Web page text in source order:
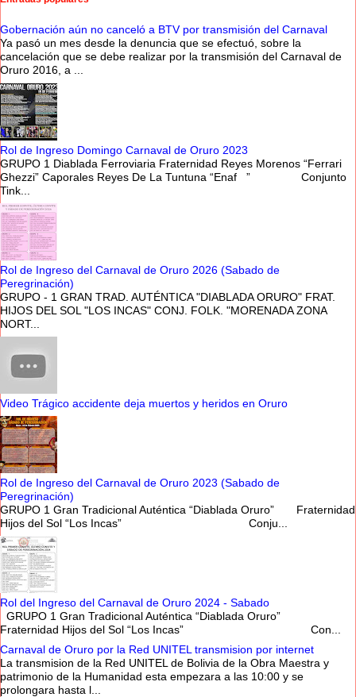
Gobernación aún no canceló a BTV por transmisión del Carnaval
Ya pasó un mes desde la denuncia que se efectuó, sobre la
cancelación que se debe realizar por la transmisión del Carnaval de
Oruro 2016, a ...
Rol de Ingreso Domingo Carnaval de Oruro 2023
GRUPO 1 Diablada Ferroviaria Fraternidad Reyes Morenos “Ferrari
Ghezzi” Caporales Reyes De La Tuntuna “Enaf ” Conjunto
Tink...
Rol de Ingreso del Carnaval de Oruro 2026 (Sabado de
Peregrinación)
GRUPO - 1 GRAN TRAD. AUTÉNTICA "DIABLADA ORURO" FRAT.
HIJOS DEL SOL "LOS INCAS" CONJ. FOLK. "MORENADA ZONA
NORT...
Video Trágico accidente deja muertos y heridos en Oruro
Rol de Ingreso del Carnaval de Oruro 2023 (Sabado de
Peregrinación)
GRUPO 1 Gran Tradicional Auténtica “Diablada Oruro” Fraternidad
Hijos del Sol “Los Incas” Conju...
Rol del Ingreso del Carnaval de Oruro 2024 - Sabado
GRUPO 1 Gran Tradicional Auténtica “Diablada Oruro”
Fraternidad Hijos del Sol “Los Incas” Con...
Carnaval de Oruro por la Red UNITEL transmision por internet
La transmision de la Red UNITEL de Bolivia de la Obra Maestra y
patrimonio de la Humanidad esta empezara a las 10:00 y se
prolongara hasta l...